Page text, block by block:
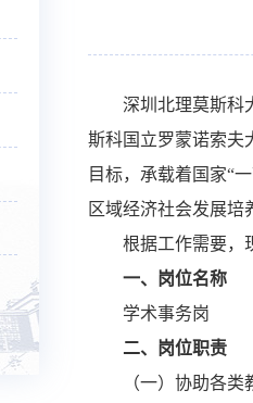
深圳北理莫斯科
斯科国立罗蒙诺索夫
目标，承载着国家“
区域经济社会发展培
根据工作需要，
一、岗位名称
学术事务岗
二、岗位职责
（一）协助各